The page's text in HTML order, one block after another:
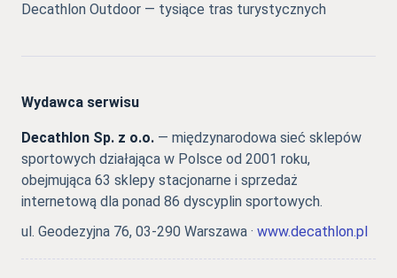
Decathlon Outdoor — tysiące tras turystycznych
Wydawca serwisu
Decathlon Sp. z o.o. — międzynarodowa sieć sklepów
sportowych działająca w Polsce od 2001 roku,
obejmująca 63 sklepy stacjonarne i sprzedaż
internetową dla ponad 86 dyscyplin sportowych.
ul. Geodezyjna 76, 03-290 Warszawa · www.decathlon.pl